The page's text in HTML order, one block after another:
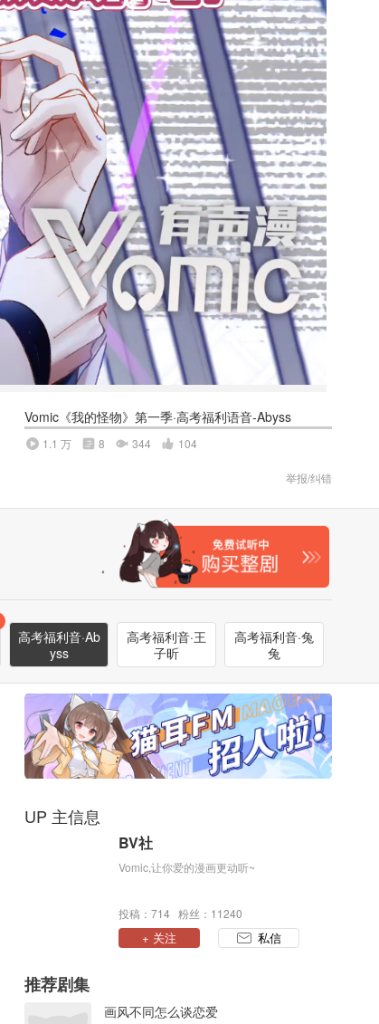
Vomic《我的怪物》第一季·高考福利语音-Abyss
1.1 万 8 344 104
举报/纠错
高考福利音·Ab
yss
高考福利音·王
子昕
高考福利音·兔
兔
UP 主信息
BV社
Vomic,让你爱的漫画更动听~
投稿：714 粉丝：11240
+ 关注 私信
推荐剧集
画风不同怎么谈恋爱